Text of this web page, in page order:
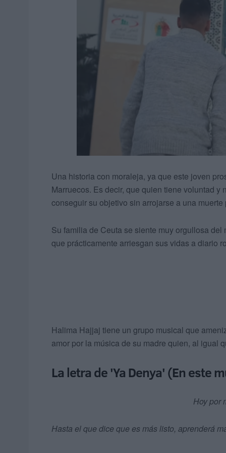
Una historia con moraleja, ya que este joven
Marruecos. Es decir, que quien tiene voluntad
conseguir su objetivo sin arrojarse a una
Su familia de Ceuta se siente muy orgullosa
que prácticamente arriesgan sus vidas a diario
Halima Hajjaj tiene un grupo musical que
amor por la música de su madre quien, al igual
La letra de 'Ya Denya' (En este
Hoy por
Hasta el que dice que es más listo, aprenderá